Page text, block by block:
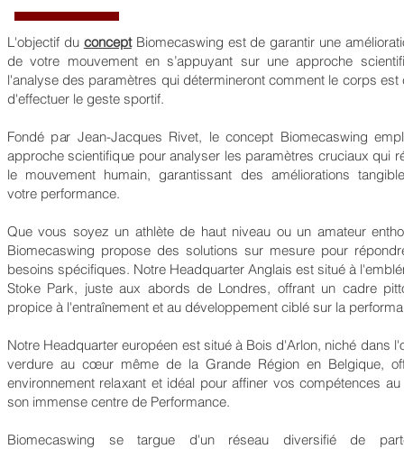
L'objectif du concept Biomecaswing est de garantir une
de votre mouvement en s’appuyant sur une approche
l'analyse des paramètres qui détermineront comment le corps est
d'effectuer le geste sportif.
Fondé par Jean-Jacques Rivet, le concept Biomecaswing
approche scientifique pour analyser les paramètres cruciaux qui
le mouvement humain, garantissant des améliorations
votre performance.
Que vous soyez un athlète de haut niveau ou un amateur
Biomecaswing propose des solutions sur mesure pour
besoins spécifiques. Notre Headquarter Anglais est situé à
Stoke Park, juste aux abords de Londres, offrant un cadre
propice à l'entraînement et au développement ciblé sur la
Notre Headquarter européen est situé à Bois d'Arlon, niché dans
verdure au cœur même de la Grande Région en Belgique,
environnement relaxant et idéal pour affiner vos compétences
son immense centre de Performance.
Biomecaswing se targue d'un réseau diversifié de